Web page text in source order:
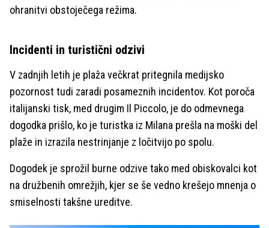
ohranitvi obstoječega režima.
Incidenti in turistični odzivi
V zadnjih letih je plaža večkrat pritegnila medijsko
pozornost tudi zaradi posameznih incidentov. Kot poroča
italijanski tisk, med drugim Il Piccolo, je do odmevnega
dogodka prišlo, ko je turistka iz Milana prešla na moški del
plaže in izrazila nestrinjanje z ločitvijo po spolu.
Dogodek je sprožil burne odzive tako med obiskovalci kot
na družbenih omrežjih, kjer se še vedno krešejo mnenja o
smiselnosti takšne ureditve.